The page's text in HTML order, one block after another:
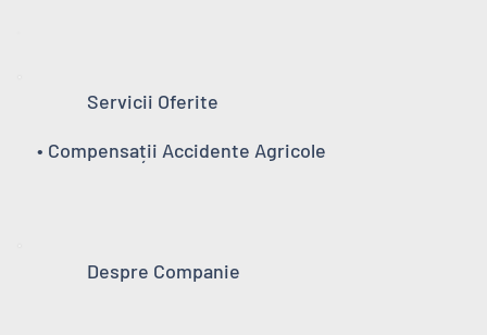
Servicii Oferite
• Compensații Accidente Agricole
Despre Companie